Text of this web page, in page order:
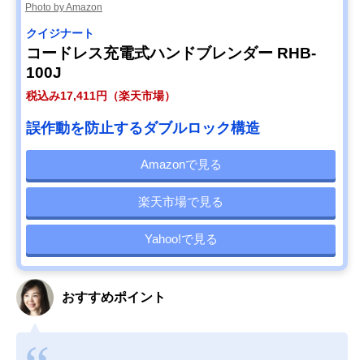
Photo by Amazon
クイジナート
コードレス充電式ハンドブレンダー RHB-
100J
税込み17,411円（楽天市場）
誤作動を防止するダブルロック構造
Amazonで見る
楽天市場で見る
Yahoo!で見る
おすすめポイント